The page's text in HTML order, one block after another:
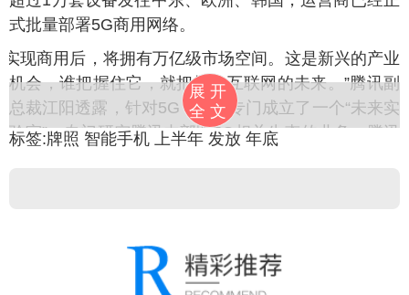
式批量部署5G商用网络。
实现商用后，将拥有万亿级市场空间。这是新兴的产业
机会，谁把握住它，就把握住互联网的未来。”腾讯副
总裁江阳透露，针对5G，腾讯专门成立了一个“未来实
验室”，专门研究腾讯内部跟5G相关生态的业务。腾讯
小可爱 /
展开
全文
标签:牌照 智能手机 上半年 发放 年底